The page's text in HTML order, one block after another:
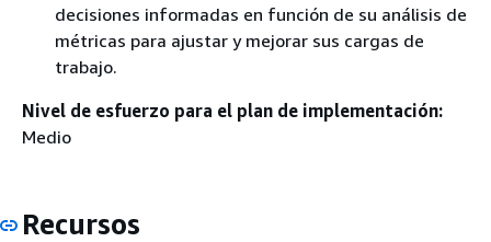
decisiones informadas en función de su análisis de
métricas para ajustar y mejorar sus cargas de
trabajo.
Nivel de esfuerzo para el plan de implementación:
Medio
Recursos